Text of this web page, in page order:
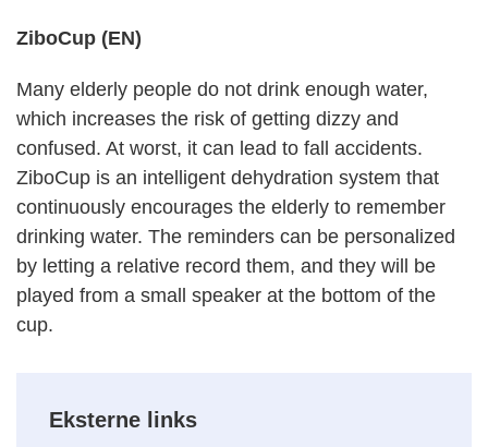
ZiboCup (EN)
Many elderly people do not drink enough water,
which increases the risk of getting dizzy and
confused. At worst, it can lead to fall accidents.
ZiboCup is an intelligent dehydration system that
continuously encourages the elderly to remember
drinking water. The reminders can be personalized
by letting a relative record them, and they will be
played from a small speaker at the bottom of the
cup.
Eksterne links